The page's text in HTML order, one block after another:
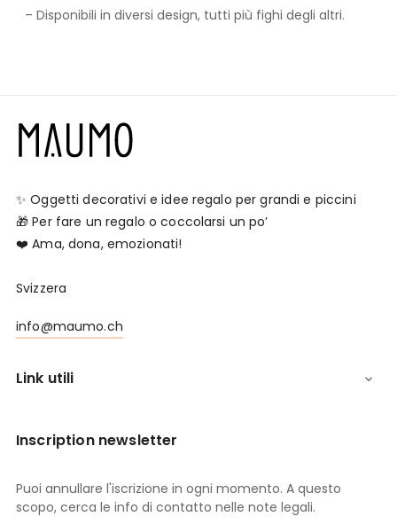
– Disponibili in diversi design, tutti più fighi degli altri.
✨ Oggetti decorativi e idee regalo per grandi e piccini
🎁 Per fare un regalo o coccolarsi un po’
❤️ Ama, dona, emozionati!
Svizzera
info@maumo.ch
Link utili 
Inscription newsletter
Puoi annullare l'iscrizione in ogni momento. A questo
scopo, cerca le info di contatto nelle note legali.